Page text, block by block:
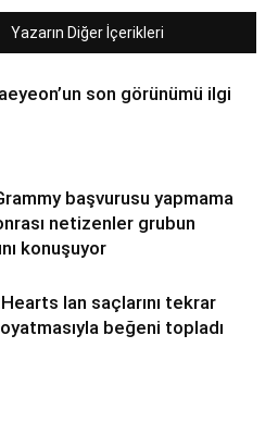
Yazarın Diğer İçerikleri
son görünümü ilgi
başvurusu yapmama
netizenler grubun
konuşuyor
Ian saçlarını tekrar
beğeni topladı